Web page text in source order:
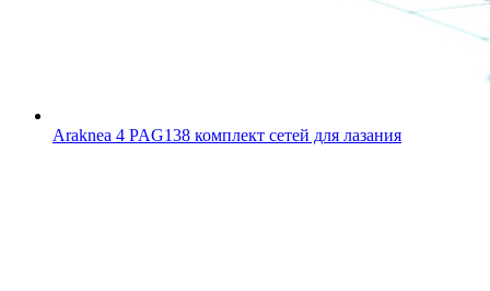
Araknea 4 PAG138 комплект сетей для лазания